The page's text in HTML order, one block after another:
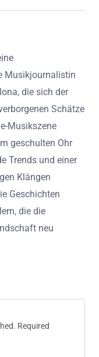
Musikjournalistin
die sich der
Schätze
Musikszene
geschulten Ohr
Trends und einer
Klängen
Geschichten
die die
neu
Required